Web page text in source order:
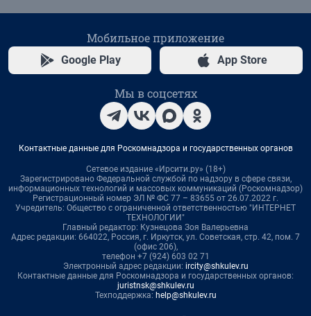
Мобильное приложение
Google Play App Store
Мы в соцсетях
Контактные данные для Роскомнадзора и государственных органов
Сетевое издание «Ирсити.ру» (18+)
Зарегистрировано Федеральной службой по надзору в сфере связи,
информационных технологий и массовых коммуникаций (Роскомнадзор)
Регистрационный номер ЭЛ № ФС 77 – 83655 от 26.07.2022 г.
Учредитель: Общество с ограниченной ответственностью "ИНТЕРНЕТ
ТЕХНОЛОГИИ"
Главный редактор: Кузнецова Зоя Валерьевна
Адрес редакции: 664022, Россия, г. Иркутск, ул. Советская, стр. 42, пом. 7
(офис 206),
телефон +7 (924) 603 02 71
Электронный адрес редакции: ircity@shkulev.ru
Контактные данные для Роскомнадзора и государственных органов:
juristnsk@shkulev.ru
Техподдержка: help@shkulev.ru